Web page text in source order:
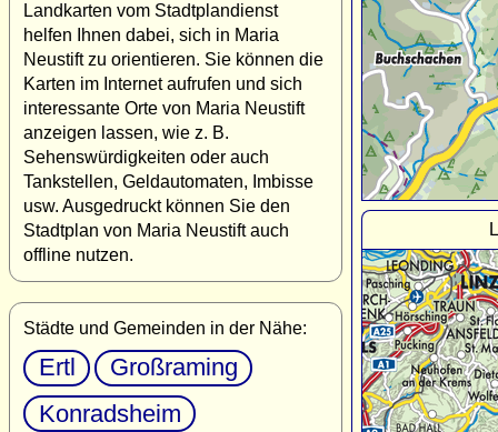
Landkarten vom Stadtplandienst
helfen Ihnen dabei, sich in Maria
Neustift zu orientieren. Sie können die
Karten im Internet aufrufen und sich
interessante Orte von Maria Neustift
anzeigen lassen, wie z. B.
Sehenswürdigkeiten oder auch
Tankstellen, Geldautomaten, Imbisse
usw. Ausgedruckt können Sie den
Stadtplan von Maria Neustift auch
offline nutzen.
Städte und Gemeinden in der Nähe:
Ertl
Großraming
Konradsheim